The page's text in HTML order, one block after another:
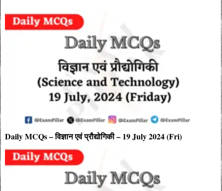
Daily MCQs – विज्ञान एवं प्रौद्योगिकी – 19 July 2024 (Fri)